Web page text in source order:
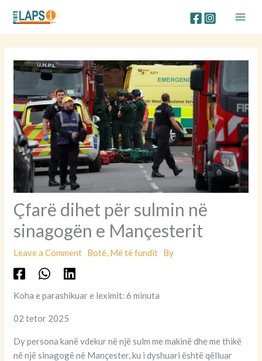
content
Çfarë dihet për sulmin në
sinagogën e Mançesterit
Leave a Comment Botë, Më të fundit By
Koha e parashikuar e leximit: 6 minuta
02 tetor 2025
Dy persona kanë vdekur në një sulm me makinë dhe me thikë
në një sinagogë në Mançester, ku i dyshuari është qëlluar